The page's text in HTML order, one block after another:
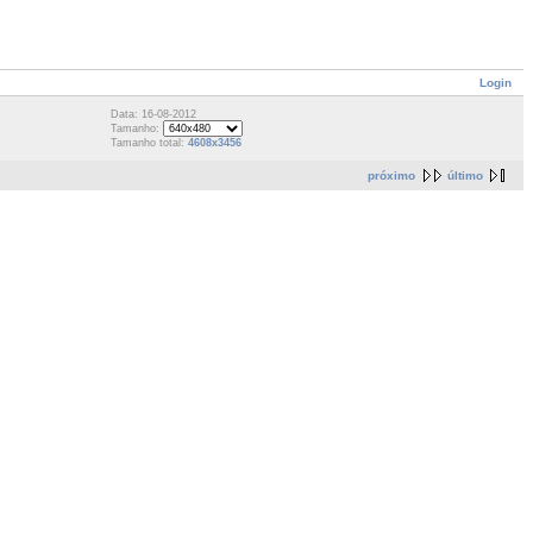
Login
Data: 16-08-2012
Tamanho:
Tamanho total: 4608x3456
próximo último